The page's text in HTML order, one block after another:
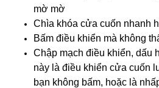
mờ mờ
Chìa khóa cửa cuốn nhanh
Bấm điều khiển mà không
Chập mạch điều khiển, dấu
này là điều khiển cửa cuốn
bạn không bấm, hoặc là